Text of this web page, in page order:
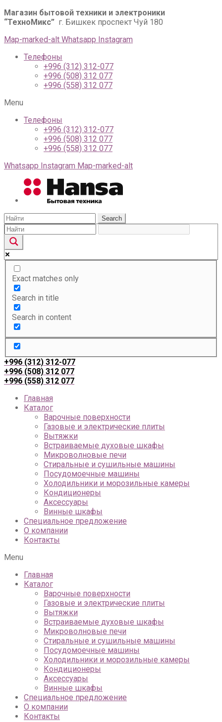
Магазин бытовой техники и электроники
“ТехноМикс” г. Бишкек проспект Чуй 180
Map-marked-alt Whatsapp Instagram
Телефоны
+996 (312) 312-077
+996 (508) 312 077
+996 (558) 312 077
Menu
Телефоны
+996 (312) 312-077
+996 (508) 312 077
+996 (558) 312 077
Whatsapp Instagram Map-marked-alt
Search
Exact matches only
Search in title
Search in content
+996 (312) 312-077
+996 (508) 312 077
+996 (558) 312 077
Главная
Каталог
Варочные поверхности
Газовые и электрические плиты
Вытяжки
Встраиваемые духовые шкафы
Микроволновые печи
Стиральные и сушильные машины
Посудомоечные машины
Холодильники и морозильные камеры
Кондиционеры
Аксессуары
Винные шкафы
Специальное предложение
О компании
Контакты
Menu
Главная
Каталог
Варочные поверхности
Газовые и электрические плиты
Вытяжки
Встраиваемые духовые шкафы
Микроволновые печи
Стиральные и сушильные машины
Посудомоечные машины
Холодильники и морозильные камеры
Кондиционеры
Аксессуары
Винные шкафы
Специальное предложение
О компании
Контакты